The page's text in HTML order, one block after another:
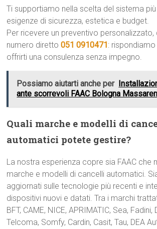
Ti supportiamo nella scelta del sistema
esigenze di sicurezza, estetica e budget.
Per ricevere un preventivo
numero diretto051 0910471:
offrirti una consulenza senza impegno.
Possiamo aiutarti anche per
ante scorrevoli FAAC Bologna
Quali marche e modelli di
automatici potete gestire?
La nostra esperienza copre sia FAAC che
marche e modelli di cancelli automatici.
aggiornati sulle tecnologie più recenti e
dispositivi nuovi e datati. Tra i marchi
BFT, CAME, NICE, APRIMATIC, Sea, Fadini,
Telcoma, Somfy, Cardin, Casit, Tau, DEA